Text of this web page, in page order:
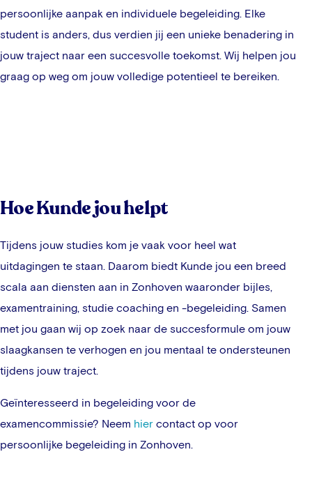
persoonlijke aanpak en individuele begeleiding. Elke
student is anders, dus verdien jij een unieke benadering in
jouw traject naar een succesvolle toekomst. Wij helpen jou
graag op weg om jouw volledige potentieel te bereiken.
Hoe Kunde jou helpt
Tijdens jouw studies kom je vaak voor heel wat
uitdagingen te staan. Daarom biedt Kunde jou een breed
scala aan diensten aan in Zonhoven waaronder bijles,
examentraining, studie coaching en -begeleiding. Samen
met jou gaan wij op zoek naar de succesformule om jouw
slaagkansen te verhogen en jou mentaal te ondersteunen
tijdens jouw traject.
Geïnteresseerd in begeleiding voor de
examencommissie? Neem hier contact op voor
persoonlijke begeleiding in Zonhoven.